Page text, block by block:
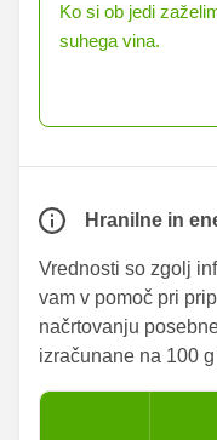
Ko si ob jedi
suhega vina.
Hranilne in
Vrednosti so zgolj
vam v pomoč pri
načrtovanju
izračunane na 100